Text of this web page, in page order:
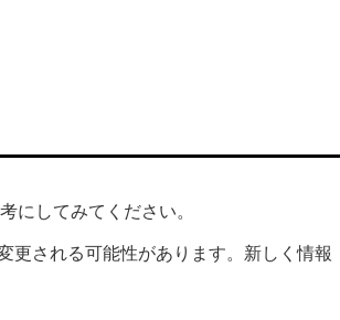
にしてみてください。
される可能性があります。新しく情報